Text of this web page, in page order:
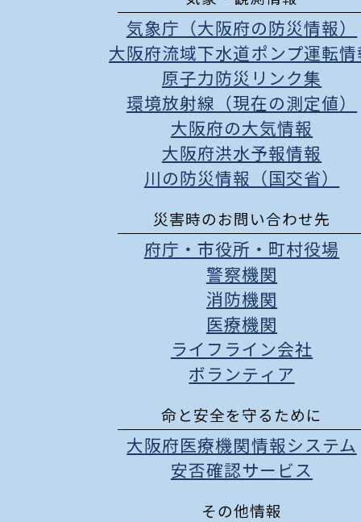
気象庁（大阪府の防災情報）
大阪府流域下水道ポンプ運転情
原子力防災リンク集
環境放射線（現在の測定値）
大阪府の大気情報
大阪府洪水予報情報
川の防災情報（国交省）
災害時のお問い合わせ先
府庁 ・ 市役所 ・ 町村役場
警察機関
消防機関
医療機関
ライフライン会社
ボランティア
命と安全を守るために
大阪府医療機関情報システム
安否確認サービス
その他情報